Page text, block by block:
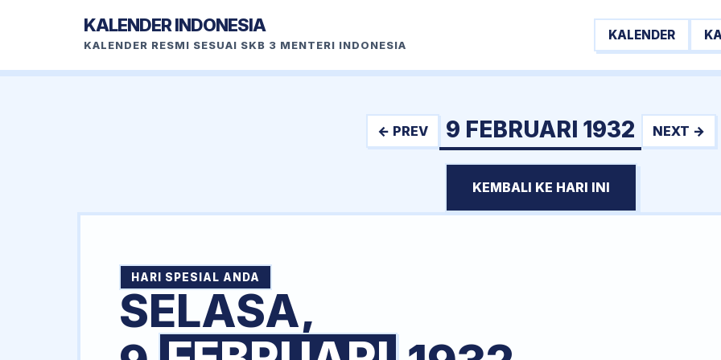
KALENDER INDONESIA
KALENDER RESMI SESUAI SKB 3 MENTERI INDONESIA
KALENDER
← PREV 9 FEBRUARI 1932 NEXT →
KEMBALI KE HARI INI
HARI SPESIAL ANDA
SELASA,